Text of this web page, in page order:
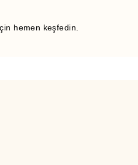
hemen keşfedin.